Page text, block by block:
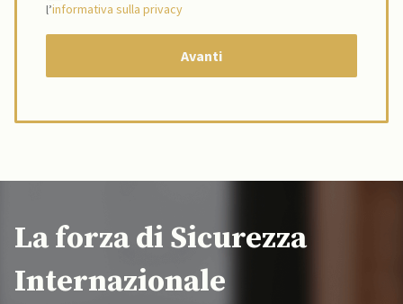
l’informativa sulla privacy
La forza di Sicurezza
Internazionale